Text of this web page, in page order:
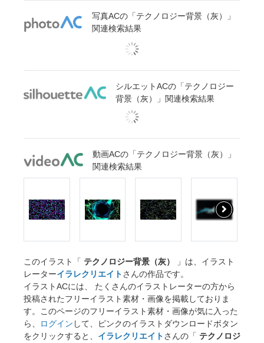
写真ACの「テクノロジー背景（灰）」
関連検索結果
シルエットACの「テクノロジー
背景（灰）」関連検索結果
動画ACの「テクノロジー背景（灰）」
関連検索結果
このイラスト「 テクノロジー背景（灰）
」は、イラスト
レーターイラレクリエイトさんの作品です。
イラストACには、 たくさんのイラストレーターの方から
投稿されたフリーイラスト素材・画像を掲載しておりま
す。このページのフリーイラスト素材・画像が気に入った
ら、
ログイン して、ピンクのイラストダウンロードボタン
をクリックすると、 イラレクリエイトさんの「 テクノロジ